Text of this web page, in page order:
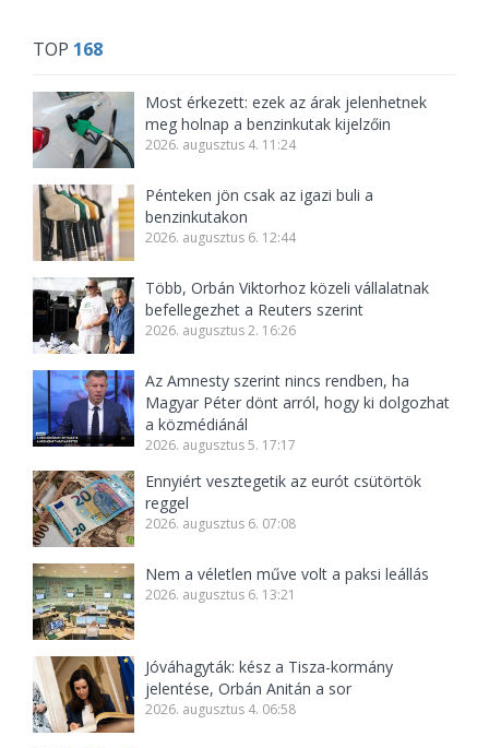
TOP 168
Most érkezett: ezek az árak jelenhetnek
meg holnap a benzinkutak kijelzőin
2026. augusztus 4. 11:24
Pénteken jön csak az igazi buli a
benzinkutakon
2026. augusztus 6. 12:44
Több, Orbán Viktorhoz közeli vállalatnak
befellegezhet a Reuters szerint
2026. augusztus 2. 16:26
Az Amnesty szerint nincs rendben, ha
Magyar Péter dönt arról, hogy ki dolgozhat
a közmédiánál
2026. augusztus 5. 17:17
Ennyiért vesztegetik az eurót csütörtök
reggel
2026. augusztus 6. 07:08
Nem a véletlen műve volt a paksi leállás
2026. augusztus 6. 13:21
Jóváhagyták: kész a Tisza-kormány
jelentése, Orbán Anitán a sor
2026. augusztus 4. 06:58